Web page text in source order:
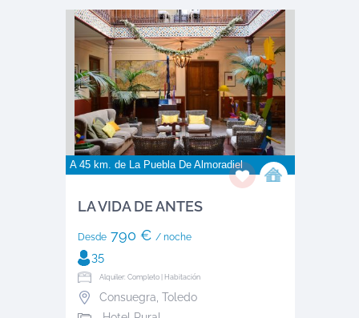
A 45 km. de La Puebla De Almoradiel
LA VIDA DE ANTES
Desde790 € / noche
35
Alquiler: Completo | Habitación
Consuegra Toledo